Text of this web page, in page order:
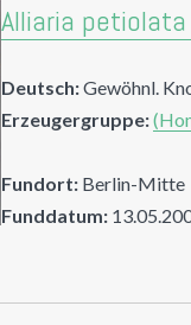
Alliaria
Deutsch:Gewöhnl.
Erzeugergruppe:
Fundort: Berlin-Mitte
Funddatum: